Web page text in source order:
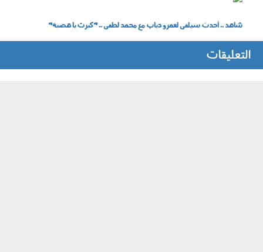
شاهد .. أحدث سيلفى لعمرو دياب مع محمد لطفى .. "كبرت يا هضبة"
التعليقات